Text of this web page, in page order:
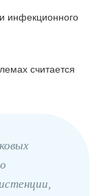
инфекционного
считается